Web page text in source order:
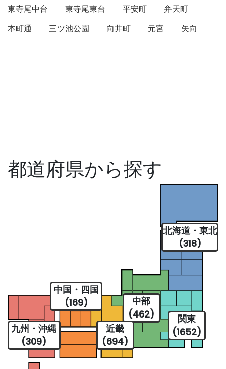
東寺尾中台
東寺尾東台 平安町
弁天町
本町通
三ツ池公園 向井町 元宮 矢向
都道府県から探す
北海道・東北
(318)
関東
(1652)
中部
(462)
近畿
(694)
中国・四国
(169)
九州・沖縄
(309)